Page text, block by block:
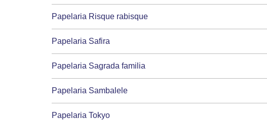
Papelaria Risque rabisque
Papelaria Safira
Papelaria Sagrada familia
Papelaria Sambalele
Papelaria Tokyo